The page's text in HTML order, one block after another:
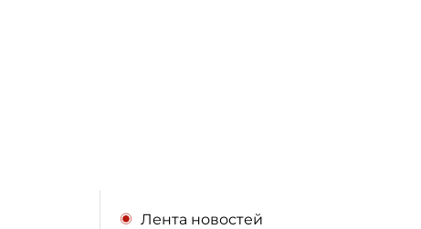
Лента новостей